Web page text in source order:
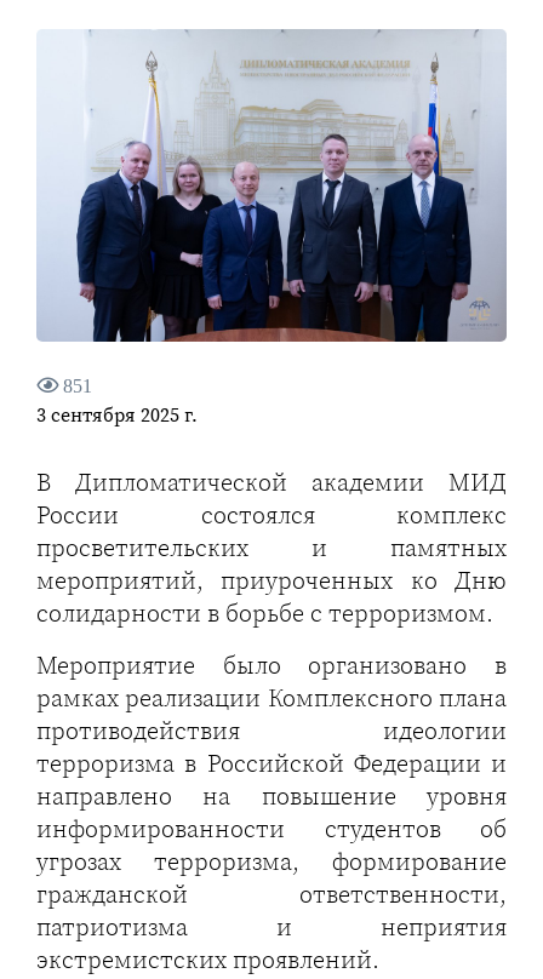
851
3 сентября 2025 г.
В Дипломатической академии МИД
России состоялся комплекс
просветительских и памятных
мероприятий, приуроченных ко Дню
солидарности в борьбе с терроризмом.
Мероприятие было организовано в
рамках реализации Комплексного плана
противодействия идеологии
терроризма в Российской Федерации и
направлено на повышение уровня
информированности студентов об
угрозах терроризма, формирование
гражданской ответственности,
патриотизма и неприятия
экстремистских проявлений.